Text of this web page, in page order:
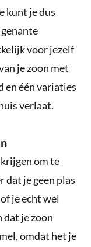
kunt je dus
voor jezelf
je zoon met
en één variaties
verlaat.
om te
dat je geen plas
je echt wel
dat je zoon
omdat het je